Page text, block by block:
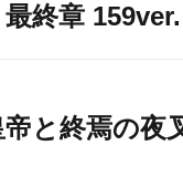
終章 159ver.
と終焉の夜